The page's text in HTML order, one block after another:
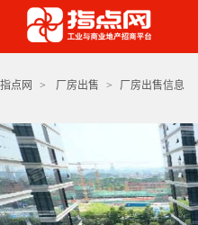
指点网 > 厂房出售 > 厂房出售信息